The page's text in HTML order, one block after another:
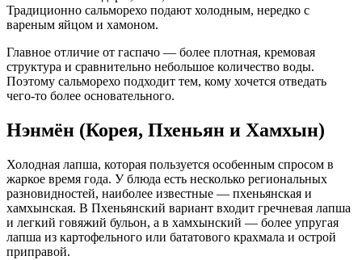
Традиционно сальморехо подают холодным, нередко с
вареным яйцом и хамоном.
Главное отличие от гаспачо — более плотная, кремовая
структура и сравнительно небольшое количество воды.
Поэтому сальморехо подходит тем, кому хочется отведать
чего-то более основательного.
Нэнмён (Корея, Пхеньян и Хамхын)
Холодная лапша, которая пользуется особенным спросом в
жаркое время года. У блюда есть несколько региональных
разновидностей, наиболее известные — пхеньянская и
хамхынская. В Пхеньянский вариант входит гречневая лапша
и легкий говяжий бульон, а в хамхынский — более упругая
лапша из картофельного или бататового крахмала и острой
приправой.